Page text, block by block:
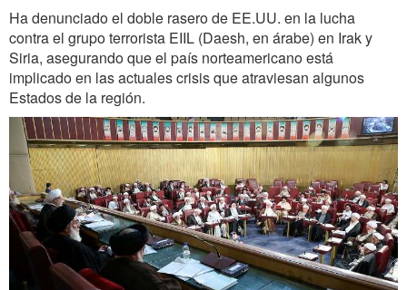
Ha denunciado el doble rasero de EE.UU. en la lucha
contra el grupo terrorista EIIL (Daesh, en árabe) en Irak y
Siria, asegurando que el país norteamericano está
implicado en las actuales crisis que atraviesan algunos
Estados de la región.